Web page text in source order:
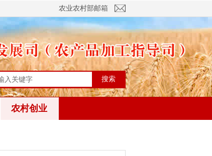
农业农村部邮箱
搜索
农村创业